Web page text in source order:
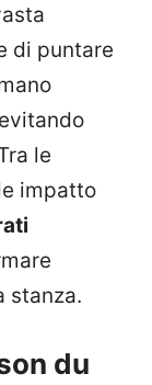
di puntare
le
impatto
stanza.
du